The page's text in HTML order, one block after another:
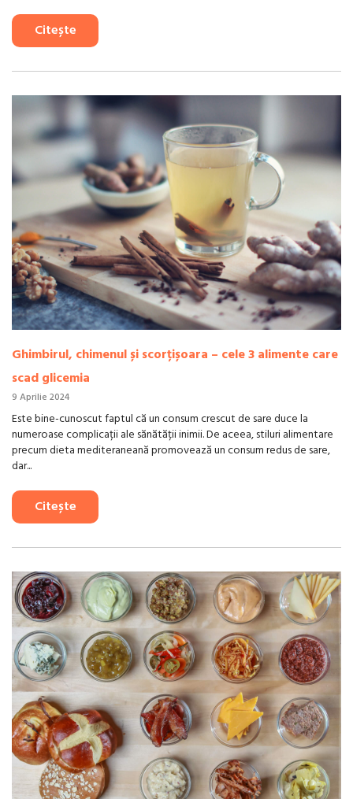
Citește
Ghimbirul, chimenul și scorțișoara – cele 3 alimente care
scad glicemia
9 Aprilie 2024
Este bine-cunoscut faptul că un consum crescut de sare duce la
numeroase complicații ale sănătății inimii. De aceea, stiluri alimentare
precum dieta mediteraneană promovează un consum redus de sare,
dar...
Citește